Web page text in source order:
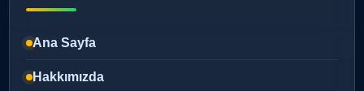
Ana Sayfa
Hakkımızda